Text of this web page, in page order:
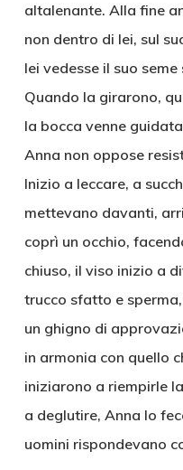
altalenante. Alla fine
non dentro di lei, sul
lei vedesse il suo seme
Quando la girarono,
la bocca venne
Anna non oppose
Inizio a leccare, a
mettevano davanti,
coprì un occhio,
chiuso, il viso inizio a
trucco sfatto e
un ghigno di
in armonia con quello
iniziarono a riempirle
a deglutire, Anna lo
uomini rispondevano